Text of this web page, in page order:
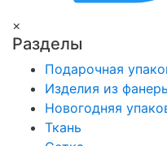
×
Разделы
Подарочная
Изделия из
Новогодняя
Ткань